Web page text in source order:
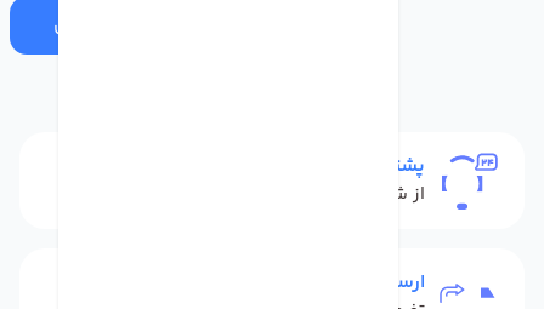
ارسال
پشتیبانی
از شنبه تا پنج شنبه
ارسال به سراسر کشور